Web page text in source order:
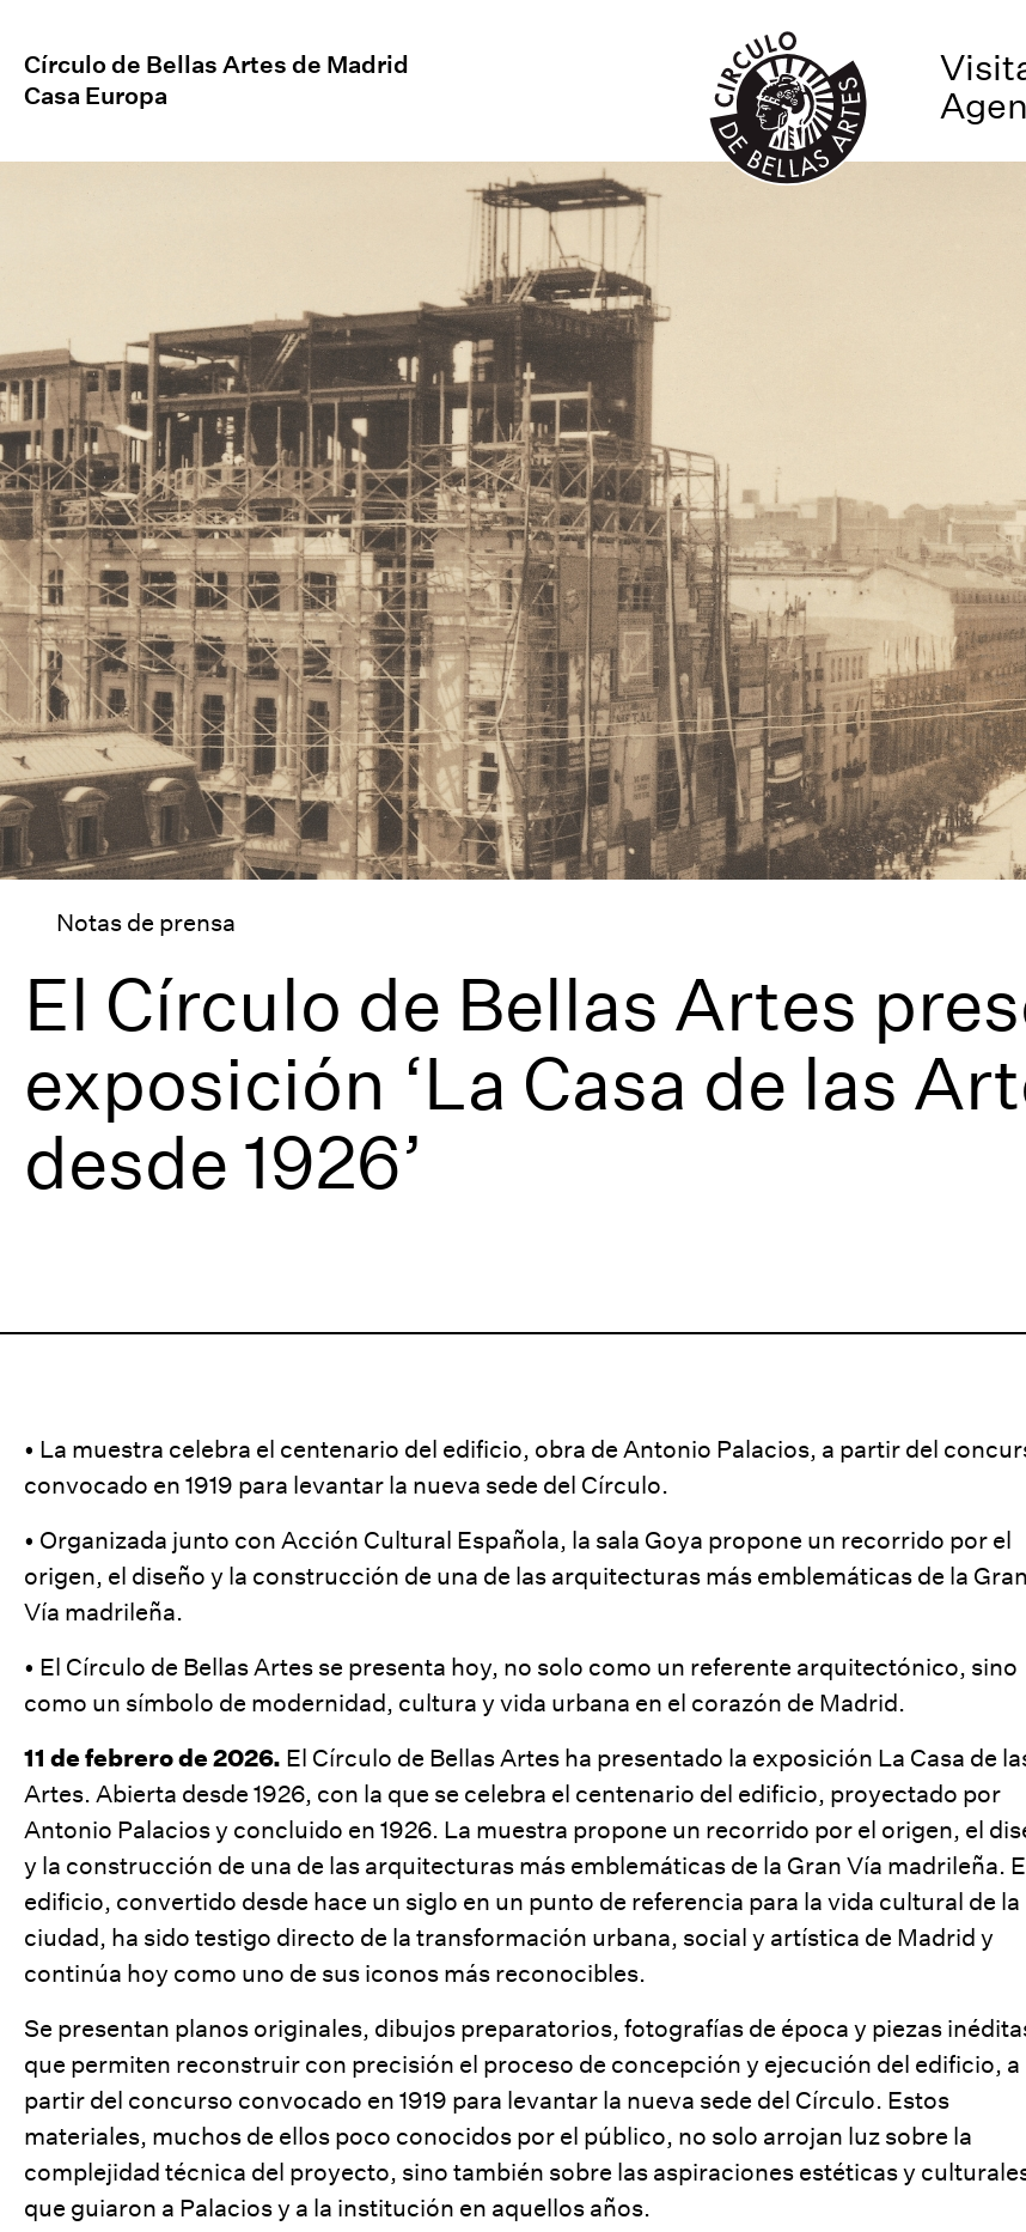
Círculo de Bellas Artes de Madrid
Casa Europa
Notas de prensa
El Círculo de Bellas Artes
exposición ‘La Casa de las
desde 1926’
• La muestra celebra el centenario del edificio, obra de Antonio Palacios, a partir del
convocado en 1919 para levantar la nueva sede del Círculo.
• Organizada junto con Acción Cultural Española, la sala Goya propone un recorrido por el
origen, el diseño y la construcción de una de las arquitecturas más emblemáticas de la Gran
Vía madrileña.
• El Círculo de Bellas Artes se presenta hoy, no solo como un referente arquitectónico, sino
como un símbolo de modernidad, cultura y vida urbana en el corazón de Madrid.
11 de febrero de 2026. El Círculo de Bellas Artes ha presentado la exposición La Casa de
Artes. Abierta desde 1926, con la que se celebra el centenario del edificio, proyectado por
Antonio Palacios y concluido en 1926. La muestra propone un recorrido por el origen, el
y la construcción de una de las arquitecturas más emblemáticas de la Gran Vía madrileña.
edificio, convertido desde hace un siglo en un punto de referencia para la vida cultural de la
ciudad, ha sido testigo directo de la transformación urbana, social y artística de Madrid y
continúa hoy como uno de sus iconos más reconocibles.
Se presentan planos originales, dibujos preparatorios, fotografías de época y piezas
que permiten reconstruir con precisión el proceso de concepción y ejecución del edificio, a
partir del concurso convocado en 1919 para levantar la nueva sede del Círculo. Estos
materiales, muchos de ellos poco conocidos por el público, no solo arrojan luz sobre la
complejidad técnica del proyecto, sino también sobre las aspiraciones estéticas y
que guiaron a Palacios y a la institución en aquellos años.